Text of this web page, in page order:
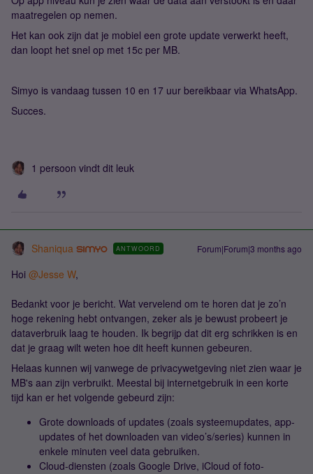
maatregelen op nemen.
Het kan ook zijn dat je mobiel een grote update verwerkt heeft,
dan loopt het snel op met 15c per MB.
Simyo is vandaag tussen 10 en 17 uur bereikbaar via WhatsApp.
Succes.
1 persoon vindt dit leuk
Shaniqua ANTWOORD Forum|Forum|3 months ago
Hoi ​ @Jesse W,
Bedankt voor je bericht. Wat vervelend om te horen dat je zo’n
hoge rekening hebt ontvangen, zeker als je bewust probeert je
dataverbruik laag te houden. Ik begrijp dat dit erg schrikken is en
dat je graag wilt weten hoe dit heeft kunnen gebeuren.
Helaas kunnen wij vanwege de privacywetgeving niet zien waar je
MB's aan zijn verbruikt. Meestal bij internetgebruik in een korte
tijd kan er het volgende gebeurd zijn:
Grote downloads of updates (zoals systeemupdates, app-
updates of het downloaden van video’s/series) kunnen in
enkele minuten veel data gebruiken.
Cloud-diensten (zoals Google Drive, iCloud of foto-